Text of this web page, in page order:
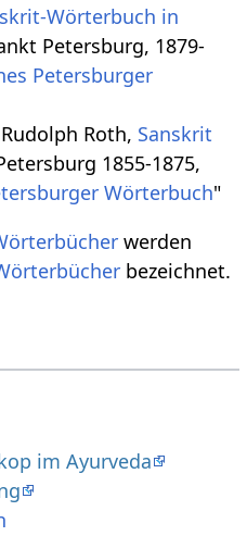
Wörterbuch in
Petersburg, 1879-
Petersburger
Roth, Sanskrit
1855-1875,
Wörterbuch"
werden
bezeichnet.
im Ayurveda